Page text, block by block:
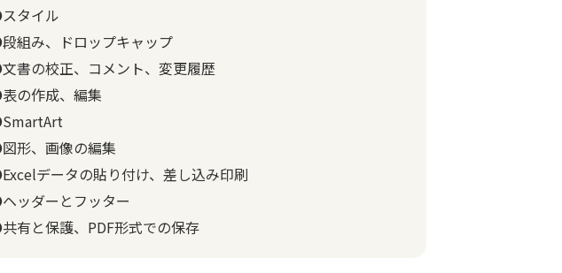
タイル
組み、ドロップキャップ
書の校正、コメント、変更履歴
の作成、編集
形、画像の編集
データの貼り付け、差し込み印刷
ッダーとフッター
有と保護、PDF形式での保存